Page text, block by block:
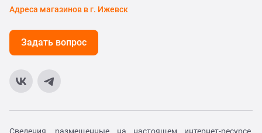
Адреса магазинов в г. Ижевск
Задать вопрос